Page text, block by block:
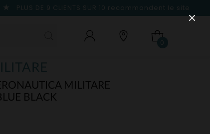
PLUS DE 9 CLIENTS SUR 10 recommandent le site
0
MILITARE
BLACK